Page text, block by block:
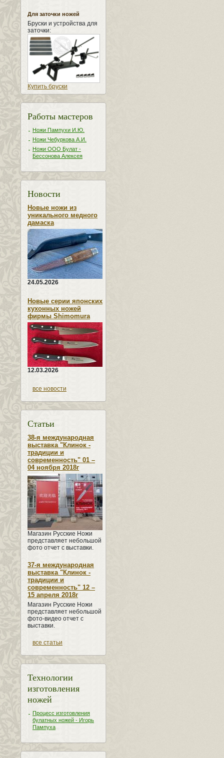
Для заточки ножей
Бруски и устройства для
заточки:
Купить бруски
Работы мастеров
Ножи Пампухи И.Ю.
Ножи Чебуркова А.И.
Ножи ООО Булат -
Бессонова Алексея
Новости
Новые ножи из
уникального медного
дамаска
24.05.2026
Новые серии японских
кухонных ножей
фирмы Shimomura
12.03.2026
все новости
Статьи
38-я международная
выставка "Клинок -
традиции и
современность" 01 –
04 ноября 2018г
Магазин Русские Ножи
представляет небольшой
фото отчет с выставки.
37-я международная
выставка "Клинок -
традиции и
современность" 12 –
15 апреля 2018г
Магазин Русские Ножи
представляет небольшой
фото-видео отчет с
выставки.
все статьи
Технологии
изготовления
ножей
Процесс изготовления
булатных ножей - Игорь
Пампуха